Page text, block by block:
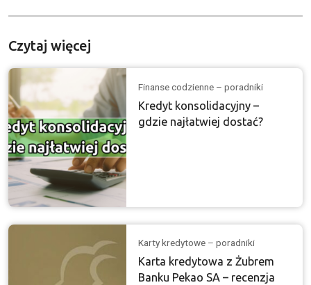
Czytaj więcej
Finanse codzienne – poradniki
Kredyt konsolidacyjny –
gdzie najłatwiej dostać?
Karty kredytowe – poradniki
Karta kredytowa z Żubrem
Banku Pekao SA – recenzja